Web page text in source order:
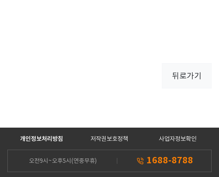
뒤로가기
개인정보처리방침 저작권보호정책 사업자정보확인
오전9시~오후5시(연중무휴) 1688-8788